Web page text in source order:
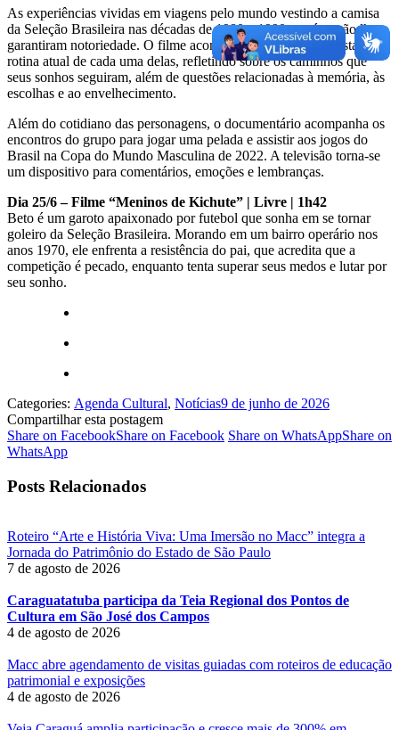
As experiências vividas em viagens pelo mundo vestindo a camisa
da Seleção Brasileira nas décadas de 1980 e 1990, porém, não lhes
garantiram notoriedade. O filme acompanha de forma intimista a
rotina atual de cada uma delas, refletindo sobre os caminhos que
seus sonhos seguiram, além de questões relacionadas à memória, às
escolhas e ao envelhecimento.
Além do cotidiano das personagens, o documentário acompanha os
encontros do grupo para jogar uma pelada e assistir aos jogos do
Brasil na Copa do Mundo Masculina de 2022. A televisão torna-se
um dispositivo para comentários, emoções e lembranças.
Dia 25/6 – Filme “Meninos de Kichute” | Livre | 1h42
Beto é um garoto apaixonado por futebol que sonha em se tornar
goleiro da Seleção Brasileira. Morando em um bairro operário nos
anos 1970, ele enfrenta a resistência do pai, que acredita que a
competição é pecado, enquanto tenta superar seus medos e lutar por
seu sonho.
Categories: Agenda Cultural, Notícias9 de junho de 2026
Compartilhar esta postagem
Share on FacebookShare on Facebook Share on WhatsAppShare on
WhatsApp
Posts Relacionados
Roteiro “Arte e História Viva: Uma Imersão no Macc” integra a
Jornada do Patrimônio do Estado de São Paulo
7 de agosto de 2026
Caraguatatuba participa da Teia Regional dos Pontos de
Cultura em São José dos Campos
4 de agosto de 2026
Macc abre agendamento de visitas guiadas com roteiros de educação
patrimonial e exposições
4 de agosto de 2026